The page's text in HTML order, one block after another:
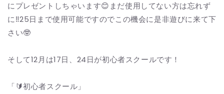
にプレゼントしちゃいます😊まだ使用してない方は忘れず
に‼️25日まで使用可能ですのでこの機会に是非遊びに来て下
さい🤓
そして12月は17日、24日が初心者スクールです！
「🔰初心者スクール」